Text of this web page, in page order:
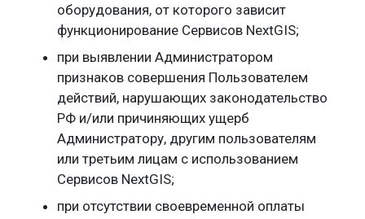
оборудования, от которого зависит
функционирование Сервисов NextGIS;
при выявлении Администратором
признаков совершения Пользователем
действий, нарушающих законодательство
РФ и/или причиняющих ущерб
Администратору, другим пользователям
или третьим лицам с использованием
Сервисов NextGIS;
при отсутствии своевременной оплаты